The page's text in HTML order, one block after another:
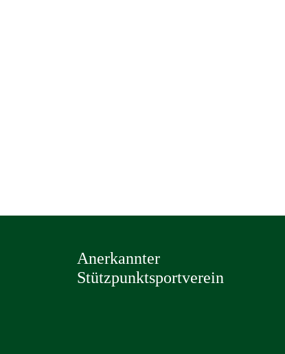
Anerkannter
Stützpunktsportverein